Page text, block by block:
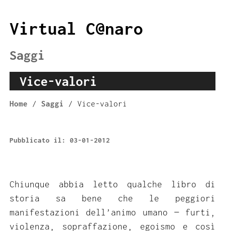
Virtual C@naro
Saggi
Vice-valori
Home / Saggi / Vice-valori
Pubblicato il: 03-01-2012
Chiunque abbia letto qualche libro di
storia sa bene che le peggiori
manifestazioni dell’animo umano — furti,
violenza, sopraffazione, egoismo e così